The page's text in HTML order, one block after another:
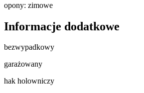
opony: zimowe
Informacje dodatkowe
bezwypadkowy
garażowany
hak holowniczy